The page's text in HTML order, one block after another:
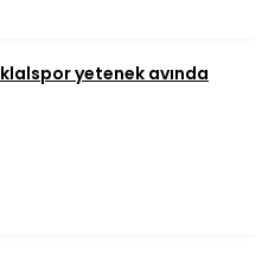
yetenek avında